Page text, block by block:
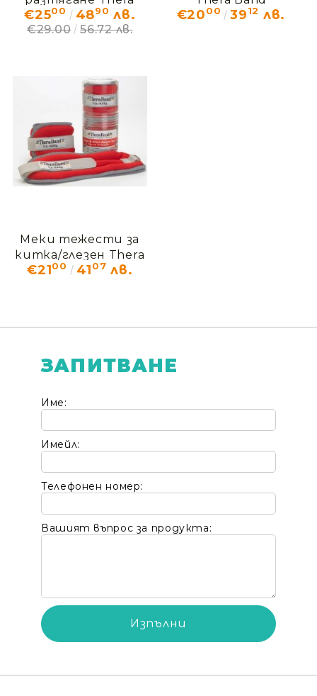
Band
€2500 4890 лв.
€29.00 56.72 лв.
€2000 3912 лв.
Меки тежести за
китка/глезен Thera
Band
€2100 4107 лв.
ЗАПИТВАНЕ
Име:
Имейл:
Телефонен номер:
Вашият въпрос за продукта: